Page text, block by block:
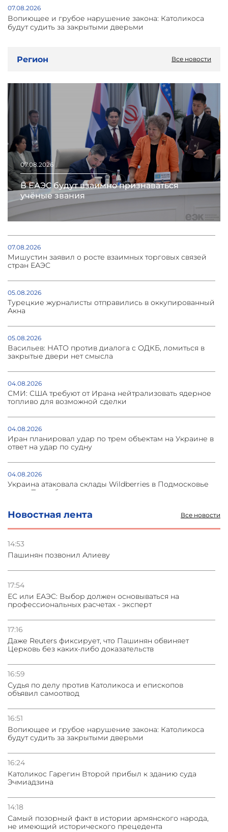
Новостная лента Все новости
14:53
Пашинян позвонил Алиеву
17:54
ЕС или ЕАЭС: Выбор должен основываться на
профессиональных расчетах - эксперт
17:16
Даже Reuters фиксирует, что Пашинян обвиняет
Церковь без каких-либо доказательств
16:59
Судья по делу против Католикоса и епископов
объявил самоотвод
16:51
Вопиющее и грубое нарушение закона: Католикоса
будут судить за закрытыми дверьми
16:24
Католикос Гарегин Второй прибыл к зданию суда
Эчмиадзина
14:18
Самый позорный факт в истории армянского народа,
не имеющий исторического прецедента
07.08.2026
Вопиющее и грубое нарушение закона: Католикоса
будут судить за закрытыми дверьми
Регион Все новости
07.08.2026
В ЕАЭС будут взаимно признаваться
учёные звания
07.08.2026
Мишустин заявил о росте взаимных торговых связей
стран ЕАЭС
05.08.2026
Турецкие журналисты отправились в оккупированный
Акна
05.08.2026
Васильев: НАТО против диалога с ОДКБ, ломиться в
закрытые двери нет смысла
04.08.2026
СМИ: США требуют от Ирана нейтрализовать ядерное
топливо для возможной сделки
04.08.2026
Иран планировал удар по трем объектам на Украине в
ответ на удар по судну
04.08.2026
Украина атаковала склады Wildberries в Подмосковье
и под Петербургом
03.08.2026
Стратегия безопасности ОДКБ допускает применение
Азербайджане
31.07.2026
Сотрудничество и очереди – детали визита главы
погрануправления СНБ Армении в Тбилиси